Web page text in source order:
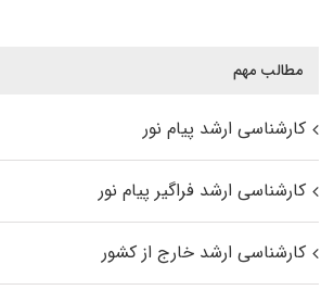
مطالب مهم
کارشناسی ارشد پیام نور
کارشناسی ارشد فراگیر پیام نور
کارشناسی ارشد خارج از کشور